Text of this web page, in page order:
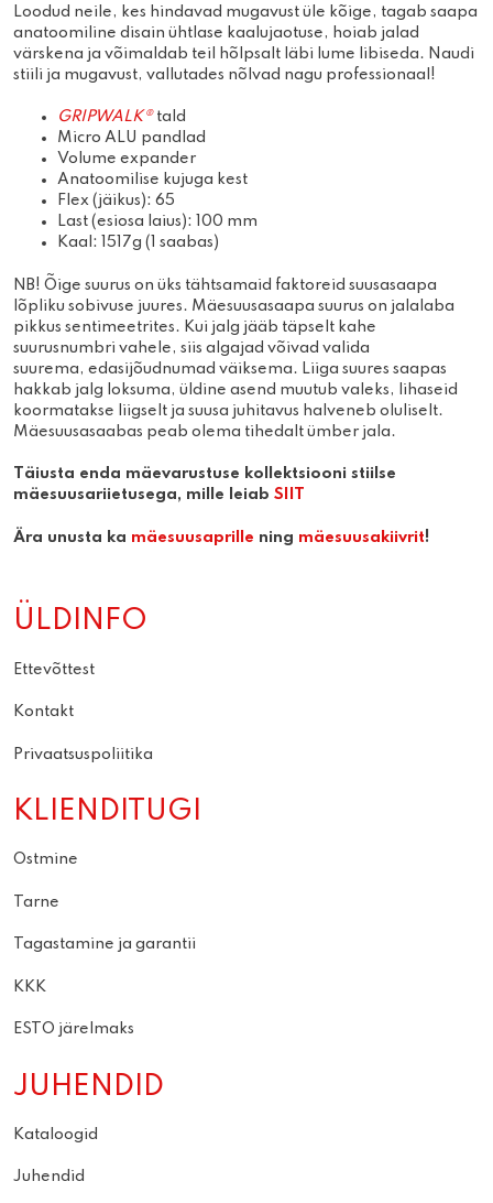
Loodud neile, kes hindavad mugavust üle kõige, tagab saapa
anatoomiline disain ühtlase kaalujaotuse, hoiab jalad
värskena ja võimaldab teil hõlpsalt läbi lume libiseda. Naudi
stiili ja mugavust, vallutades nõlvad nagu professionaal!
GRIPWALK®tald
Micro ALU pandlad
Volume expander
Anatoomilise kujuga kest
Flex (jäikus): 65
Last (esiosa laius): 100 mm
Kaal: 1517g (1 saabas)
NB! Õige suurus on üks tähtsamaid faktoreid suusasaapa
lõpliku sobivuse juures. Mäesuusasaapa suurus on jalalaba
pikkus sentimeetrites. Kui jalg jääb täpselt kahe
suurusnumbri vahele, siis algajad võivad valida
suurema, edasijõudnumad väiksema. Liiga suures saapas
hakkab jalg loksuma, üldine asend muutub valeks, lihaseid
koormatakse liigselt ja suusa juhitavus halveneb oluliselt.
Mäesuusasaabas peab olema tihedalt ümber jala.
Täiusta enda mäevarustuse kollektsiooni stiilse
mäesuusariietusega, mille leiabSIIT
Ära unusta ka mäesuusaprille ning mäesuusakiivrit!
ÜLDINFO
Ettevõttest
Kontakt
Privaatsuspoliitika
KLIENDITUGI
Ostmine
Tarne
Tagastamine ja garantii
KKK
ESTO järelmaks
JUHENDID
Kataloogid
Juhendid